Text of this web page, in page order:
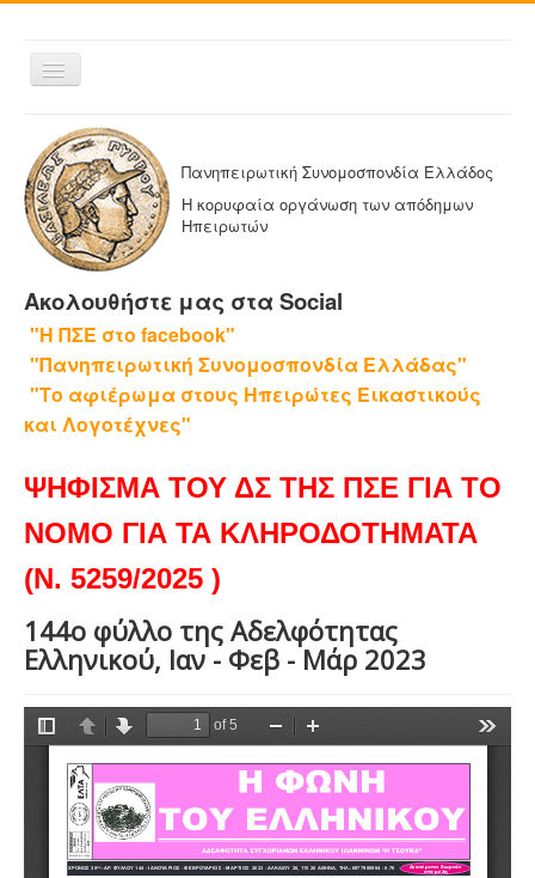
Εναλλαγή
πλοήγησης
ΑΡΧΙΚΗ
Η ΠΑΝΗΠΕΙΡΩΤΙΚΗ
ΔΕΛΤΙΑ ΤΥΠΟΥ
ΑΔΕΛΦΟΤΗΤΕΣ-ΟΜΟΣΠΟΝΔΙΕΣ
Η ΕΦΗΜΕΡΙΔΑ ΜΑΣ
ΕΦΗΜΕΡΙΔΕΣ ΑΔΕΛΦΟΤΗΤΩΝ
ΕΠΙΚΟΙΝΩΝΙΑ
Πανηπειρωτική Συνομοσπονδία Ελλάδος
Η κορυφαία οργάνωση των απόδημων
Ηπειρωτών
Ακολουθήστε μας στα Social
"Η ΠΣΕ στο facebook"
"Πανηπειρωτική Συνομοσπονδία Ελλάδας"
"Το αφιέρωμα στους Ηπειρώτες Εικαστικούς
και Λογοτέχνες"
ΨΗΦΙΣΜΑ ΤΟΥ ΔΣ ΤΗΣ ΠΣΕ ΓΙΑ ΤΟ
ΝΟΜΟ ΓΙΑ ΤΑ ΚΛΗΡΟΔΟΤΗΜΑΤΑ
(Ν. 5259/2025 )
144ο φύλλο της Αδελφότητας
Ελληνικού, Ιαν - Φεβ - Μάρ 2023